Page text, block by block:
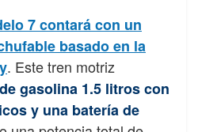
7 contará con un
basado en la
. Este tren motriz
gasolina 1.5 litros con
y una batería de